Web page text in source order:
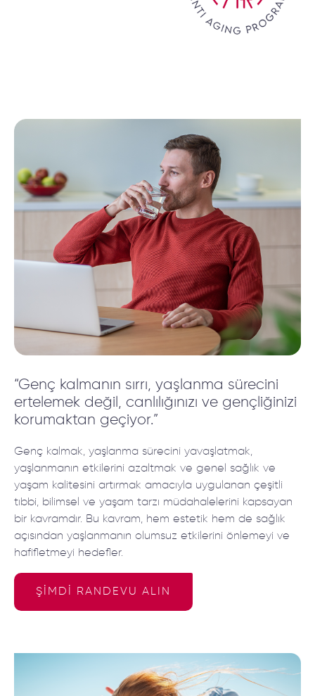
“Genç kalmanın sırrı, yaşlanma sürecini
ertelemek değil, canlılığınızı ve gençliğinizi
korumaktan geçiyor.”
Genç kalmak, yaşlanma sürecini yavaşlatmak,
yaşlanmanın etkilerini azaltmak ve genel sağlık ve
yaşam kalitesini artırmak amacıyla uygulanan çeşitli
tıbbi, bilimsel ve yaşam tarzı müdahalelerini kapsayan
bir kavramdır. Bu kavram, hem estetik hem de sağlık
açısından yaşlanmanın olumsuz etkilerini önlemeyi ve
hafifletmeyi hedefler.
ŞİMDİ RANDEVU ALIN